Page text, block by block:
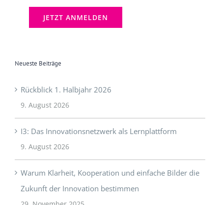
Neueste Beiträge
Rückblick 1. Halbjahr 2026
9. August 2026
I3: Das Innovationsnetzwerk als Lernplattform
9. August 2026
Warum Klarheit, Kooperation und einfache Bilder die
Zukunft der Innovation bestimmen